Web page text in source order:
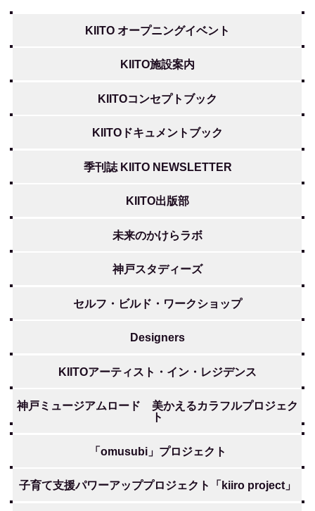
KIITO オープニングイベント
KIITO施設案内
KIITOコンセプトブック
KIITOドキュメントブック
季刊誌 KIITO NEWSLETTER
KIITO出版部
未来のかけらラボ
神戸スタディーズ
セルフ・ビルド・ワークショップ
Designers
KIITOアーティスト・イン・レジデンス
神戸ミュージアムロード 美かえるカラフルプロジェク
ト
「omusubi」プロジェクト
子育て支援パワーアッププロジェクト「kiiro project」